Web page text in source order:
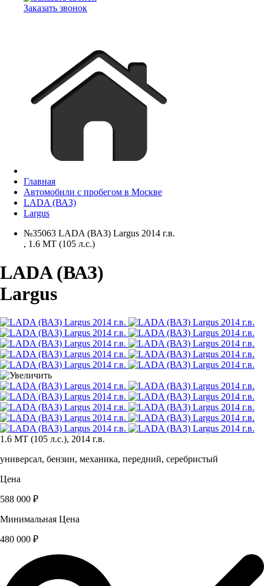
Заказать звонок
Главная
Автомобили с пробегом в Москве
LADA (ВАЗ)
Largus
№35063 LADA (ВАЗ) Largus 2014 г.в.
, 1.6 MT (105 л.с.)
LADA (ВАЗ)
Largus
1.6 MT (105 л.с.), 2014 г.в.
универсал, бензин, механика, передний, серебристый
Цена
588 000 ₽
Минимальная Цена
480 000 ₽